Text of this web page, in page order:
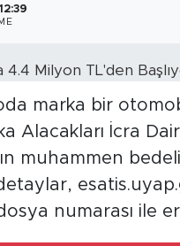
marka bir
Alacakları İcra
muhammen
numarası ile